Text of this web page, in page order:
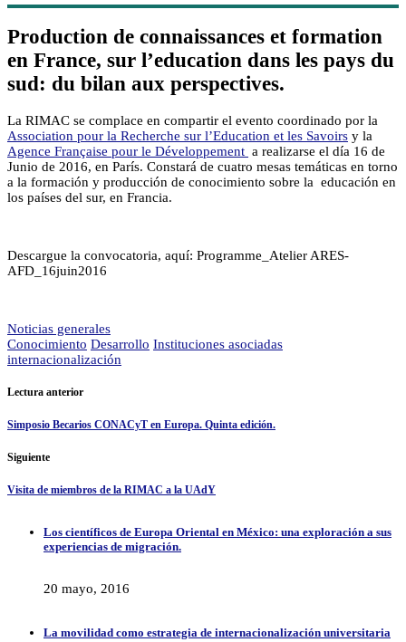
Production de connaissances et formation
en France, sur l’education dans les pays du
sud: du bilan aux perspectives.
La RIMAC se complace en compartir el evento coordinado por la
Association pour la Recherche sur l’Education et les Savoirs y la
Agence Française pour le Développement a realizarse el día 16 de
Junio de 2016, en París. Constará de cuatro mesas temáticas en torno
a la formación y producción de conocimiento sobre la educación en
los países del sur, en Francia.
Descargue la convocatoria, aquí: Programme_Atelier ARES-
AFD_16juin2016
Noticias generales
Conocimiento Desarrollo Instituciones asociadas
internacionalización
Lectura anterior
Simposio Becarios CONACyT en Europa. Quinta edición.
Siguiente
Visita de miembros de la RIMAC a la UAdY
Los científicos de Europa Oriental en México: una exploración a sus
experiencias de migración.
20 mayo, 2016
La movilidad como estrategia de internacionalización universitaria